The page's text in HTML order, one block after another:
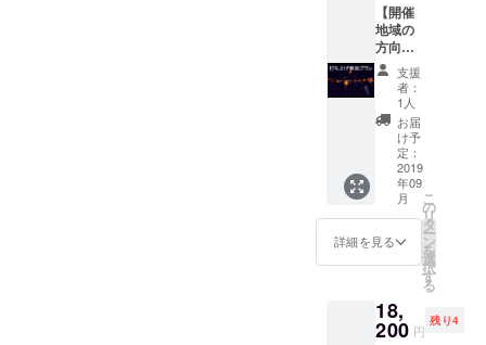
【開催
地域の
方向け
プラ
ン】
LEDス
カイラ
ンタン
打ち上
げ券 3
基（入
場料
込） お
礼メッ
セージ
（報告
支援
者：
1人
お届
け予
定：
2019
年09
月
詳細を見る
こ
の
リ
タ
ー
ン
を
選
択
す
る
18,
200 円
残り4